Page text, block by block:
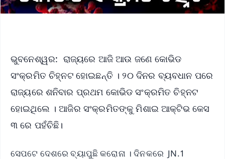
ଭୁବନେଶ୍ୱର: ରାଜ୍ୟରେ ଆଜି ଆଉ ଜଣେ କୋଭିଡ
ସଂକ୍ରମିତ ଚିହ୍ନଟ ହୋଇଛନ୍ତି । ୨୦ ଦିନର ବ୍ୟବଧାନ ପରେ
ରାଜ୍ୟରେ ଶନିବାର ପ୍ରଥମ କୋଭିଡ ସଂକ୍ରମିତ ଚିହ୍ନଟ
ହୋଇଥିଲେ । ଆଜିର ସଂକ୍ରମିତଙ୍କୁ ମିଶାଇ ଆକ୍ଟିଭ କେସ
୩ ରେ ପହଁଚିଛି।
ସେପଟେ ଦେଶରେ ବ୍ୟାପୁଛି କରୋନା । ଦିନକରେ JN.1